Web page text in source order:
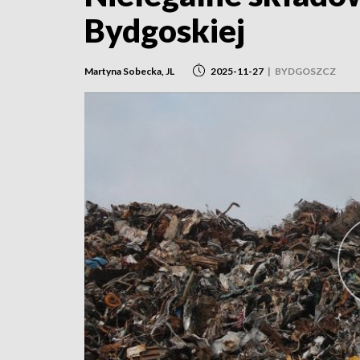
Bydgoskiej
Martyna Sobecka, JL 2025-11-27 | BYDGOSZCZ